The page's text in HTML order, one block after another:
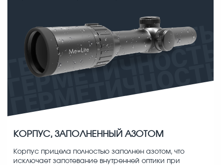
КОРПУС, ЗАПОЛНЕННЫЙ АЗОТОМ
Корпус прицела полностью заполнен азотом, что
исключает запотевание внутренней оптики при